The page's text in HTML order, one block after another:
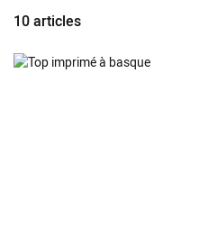
10articles